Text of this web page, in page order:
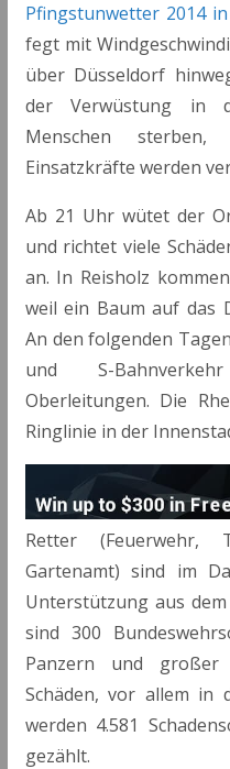
Pfingstunwetter 2014
fegt mit
über Düsseldorf
der Verwüstung in
Menschen
Einsatzkräfte werden
Ab 21 Uhr wütet der
und richtet viele
an. In Reisholz
weil ein Baum auf das
An den folgenden
und S-
Oberleitungen. Die
Ringlinie in der
Retter (Feuerwehr,
Gartenamt) sind im
Unterstützung aus dem
sind 300
Panzern und großer
Schäden, vor allem in
werden 4.581
gezählt.